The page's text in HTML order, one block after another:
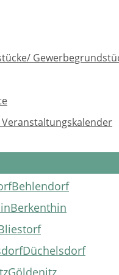
Veranstaltungskalender
Behlendorf
Berkenthin
Düchelsdorf
Göldenitz